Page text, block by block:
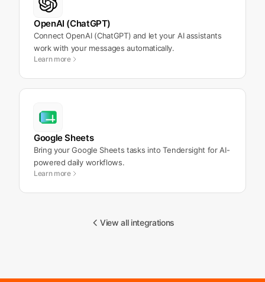
OpenAI (ChatGPT)
Connect OpenAI (ChatGPT) and let your AI assistants
work with your messages automatically.
Learn more
Google Sheets
Bring your Google Sheets tasks into Tendersight for AI-
powered daily workflows.
Learn more
View all integrations